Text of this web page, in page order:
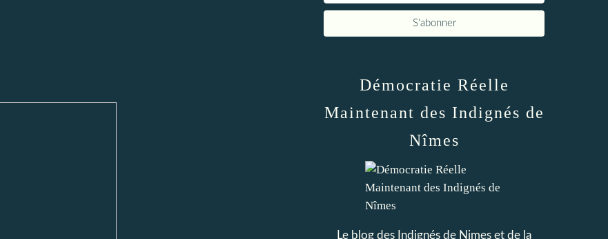
Démocratie Réelle
Maintenant des Indignés de
Nîmes
Le blog des Indignés de Nimes et de la